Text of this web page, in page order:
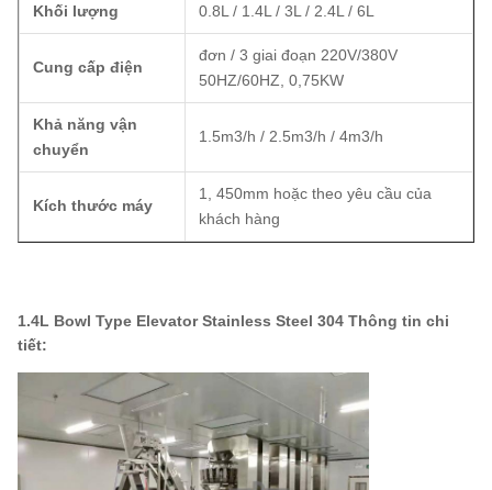
Khối lượng 0.8L / 1.4L / 3L / 2.4L / 6L
Cung cấp điện
đơn / 3 giai đoạn 220V/380V
50HZ/60HZ, 0,75KW
Khả năng vận
chuyển
1.5m3/h / 2.5m3/h / 4m3/h
Kích thước máy
1, 450mm hoặc theo yêu cầu của
khách hàng
1.4L Bowl Type Elevator Stainless Steel 304 Thông tin chi
tiết: